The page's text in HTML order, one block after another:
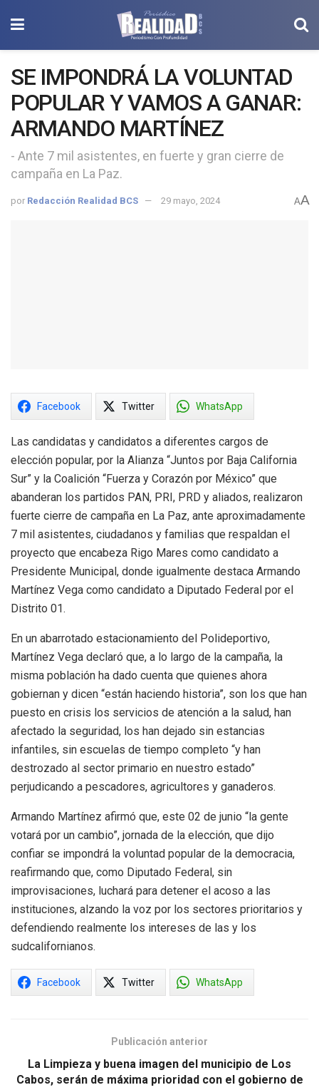
SE IMPONDRÁ LA VOLUNTAD
POPULAR Y VAMOS A GANAR:
ARMANDO MARTÍNEZ
- Ante 7 mil asistentes, en fuerte y gran cierre de
campaña en La Paz.
por Redacción Realidad BCS 29 mayo, 2024 AA
Facebook Twitter WhatsApp
Las candidatas y candidatos a diferentes cargos de
elección popular, por la Alianza “Juntos por Baja California
Sur” y la Coalición “Fuerza y Corazón por México” que
abanderan los partidos PAN, PRI, PRD y aliados, realizaron
fuerte cierre de campaña en La Paz, ante aproximadamente
7 mil asistentes, ciudadanos y familias que respaldan el
proyecto que encabeza Rigo Mares como candidato a
Presidente Municipal, donde igualmente destaca Armando
Martínez Vega como candidato a Diputado Federal por el
Distrito 01.
En un abarrotado estacionamiento del Polideportivo,
Martínez Vega declaró que, a lo largo de la campaña, la
misma población ha dado cuenta que quienes ahora
gobiernan y dicen “están haciendo historia”, son los que han
puesto en crisis los servicios de atención a la salud, han
afectado la seguridad, los han dejado sin estancias
infantiles, sin escuelas de tiempo completo “y han
destrozado al sector primario en nuestro estado”
perjudicando a pescadores, agricultores y ganaderos.
Armando Martínez afirmó que, este 02 de junio “la gente
votará por un cambio”, jornada de la elección, que dijo
confiar se impondrá la voluntad popular de la democracia,
reafirmando que, como Diputado Federal, sin
improvisaciones, luchará para detener el acoso a las
instituciones, alzando la voz por los sectores prioritarios y
defendiendo realmente los intereses de las y los
sudcalifornianos.
Facebook Twitter WhatsApp
Publicación anterior
La Limpieza y buena imagen del municipio de Los
Cabos, serán de máxima prioridad con el gobierno de